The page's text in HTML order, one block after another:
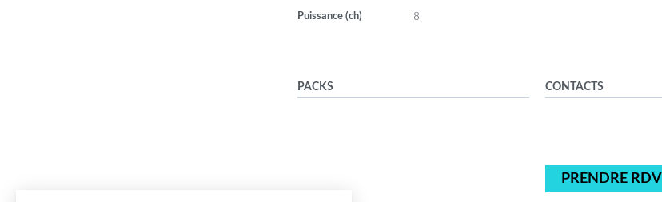
Puissance (ch) 8
PACKS CONTACTS
PRENDRE RDV